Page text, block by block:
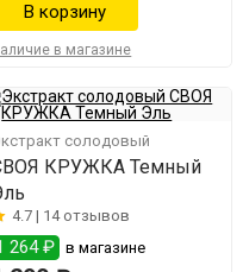
в магазине
солодовый
КРУЖКА Темный
4.7 | 14 отзывов
264 ₽ в магазине